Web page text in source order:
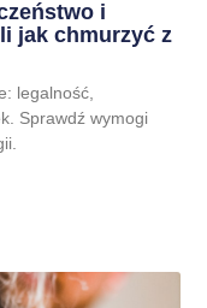
i
jak chmurzyć z
legalność,
Sprawdź wymogi